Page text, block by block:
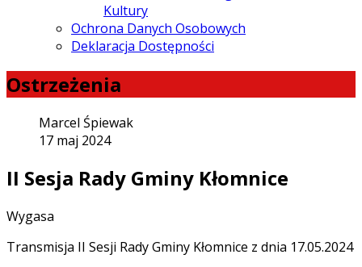
Kultury
Ochrona Danych Osobowych
Deklaracja Dostępności
Ostrzeżenia
Marcel Śpiewak
17 maj 2024
II Sesja Rady Gminy Kłomnice
Wygasa
Transmisja II Sesji Rady Gminy Kłomnice z dnia 17.05.2024